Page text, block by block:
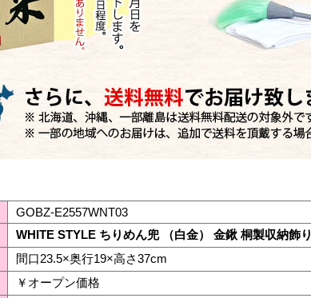
GOBZ-E2557WNT03
WHITE STYLE ちりめん兜 （白金） 金鍬 桐製収納飾り
間口23.5×奥行19×高さ37cm
￥オープン価格